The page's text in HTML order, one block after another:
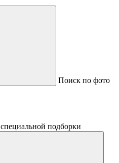
Поиск по фото
подборки